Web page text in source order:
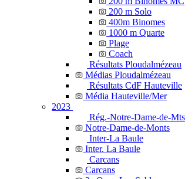
200 m Solo
400m Binomes
1000 m Quarte
Plage
Coach
Résultats Ploudalmézeau
Médias Ploudalmézeau
Résultats CdF Hauteville
Média Hauteville/Mer
2023
Rég.-Notre-Dame-de-Mts
Notre-Dame-de-Monts
Inter-La Baule
Inter. La Baule
Carcans
Carcans